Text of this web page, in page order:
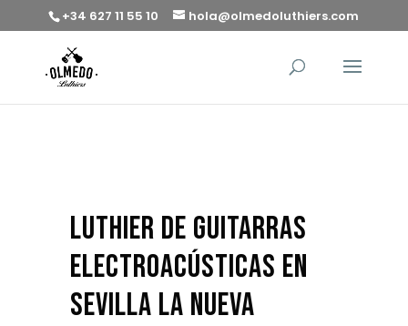
+34 627 11 55 10 hola@olmedoluthiers.com
luthier de guitarras
electroacústicas en
Sevilla la Nueva